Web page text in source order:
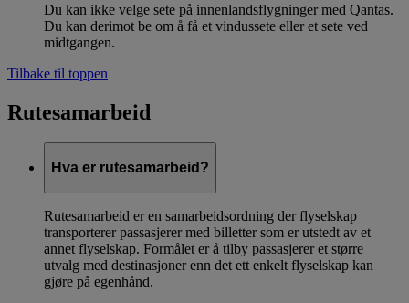
Du kan ikke velge sete på innenlandsflygninger med Qantas.
Du kan derimot be om å få et vindussete eller et sete ved
midtgangen.
Tilbake til toppen
Rutesamarbeid
Hva er rutesamarbeid?
Rutesamarbeid er en samarbeidsordning der flyselskap
transporterer passasjerer med billetter som er utstedt av et
annet flyselskap. Formålet er å tilby passasjerer et større
utvalg med destinasjoner enn det ett enkelt flyselskap kan
gjøre på egenhånd.